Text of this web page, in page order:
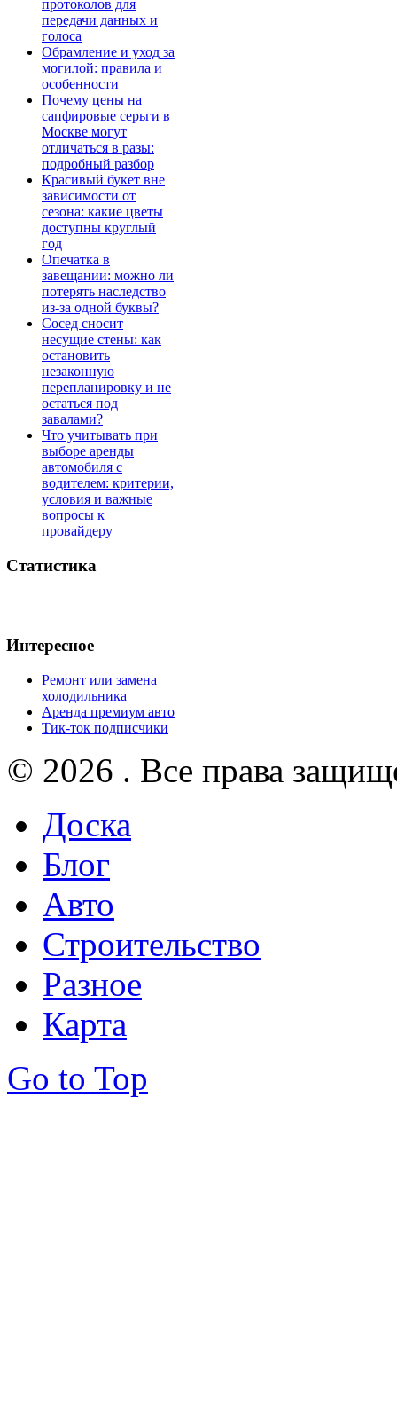
протоколов для
передачи данных и
голоса
Обрамление и уход за
могилой: правила и
особенности
Почему цены на
сапфировые серьги в
Москве могут
отличаться в разы:
подробный разбор
Красивый букет вне
зависимости от
сезона: какие цветы
доступны круглый
год
Опечатка в
завещании: можно ли
потерять наследство
из-за одной буквы?
Сосед сносит
несущие стены: как
остановить
незаконную
перепланировку и не
остаться под
завалами?
Что учитывать при
выборе аренды
автомобиля с
водителем: критерии,
условия и важные
вопросы к
провайдеру
Статистика
Интересное
Ремонт или замена
холодильника
Аренда премиум авто
Тик-ток подписчики
© 2026 . Все права
Доска
Блог
Авто
Строительство
Разное
Карта
Go to Top